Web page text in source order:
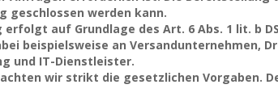
geschlossen werden kann.
erfolgt auf Grundlage des Art. 6 Abs. 1 lit. b
beispielsweise an Versandunternehmen,
und IT-Dienstleister.
wir strikt die gesetzlichen Vorgaben.